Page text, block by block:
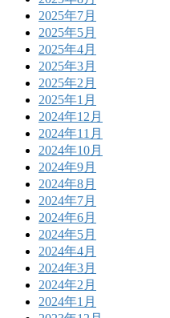
2025年7月
2025年5月
2025年4月
2025年3月
2025年2月
2025年1月
2024年12月
2024年11月
2024年10月
2024年9月
2024年8月
2024年7月
2024年6月
2024年5月
2024年4月
2024年3月
2024年2月
2024年1月